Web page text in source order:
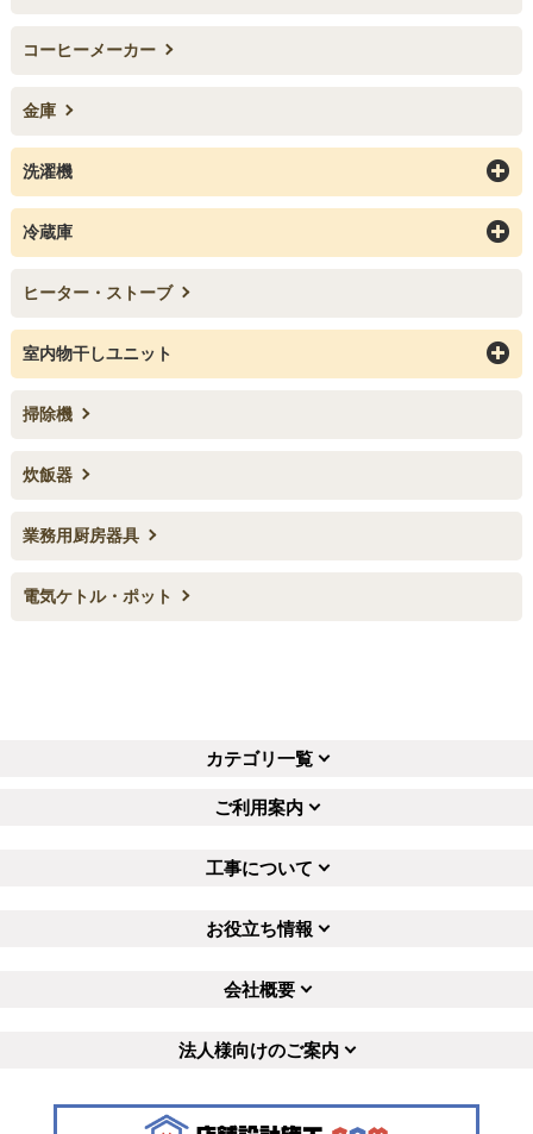
コーヒーメーカー
金庫
洗濯機
冷蔵庫
ヒーター・ストーブ
室内物干しユニット
掃除機
炊飯器
業務用厨房器具
電気ケトル・ポット
カテゴリ一覧
ご利用案内
工事について
お役立ち情報
会社概要
法人様向けのご案内